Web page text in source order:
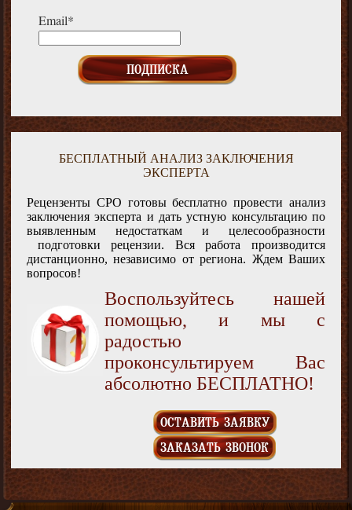
Email*
БЕСПЛАТНЫЙ АНАЛИЗ ЗАКЛЮЧЕНИЯ
ЭКСПЕРТА
Рецензенты СРО готовы бесплатно провести анализ
заключения эксперта и дать устную консультацию по
выявленным недостаткам и целесообразности
подготовки рецензии. Вся работа производится
дистанционно, независимо от региона. Ждем Ваших
вопросов!
Воспользуйтесь нашей
помощью, и мы с
радостью
проконсультируем Вас
абсолютно БЕСПЛАТНО!
ОСТАВИТЬ ЗАЯВКУ
ЗАКАЗАТЬ ЗВОНОК